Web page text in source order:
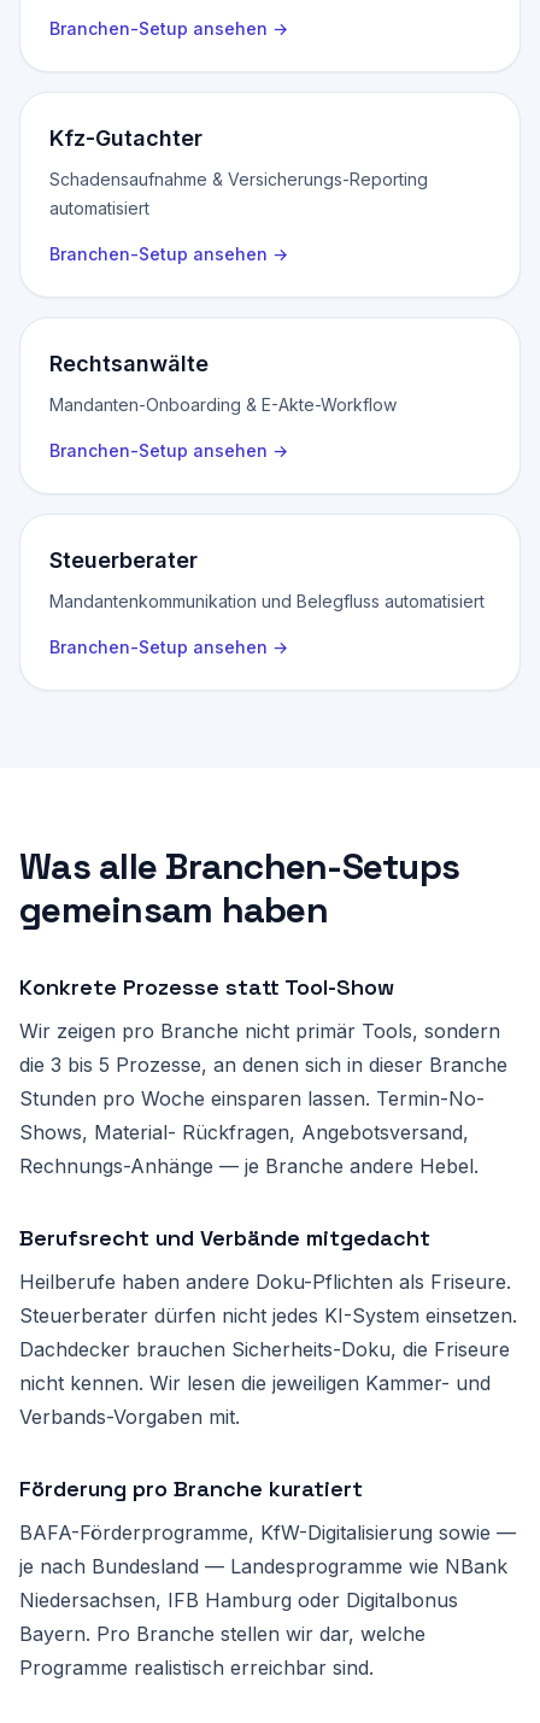
Branchen-Setup ansehen →
Kfz-Gutachter
Schadensaufnahme & Versicherungs-Reporting
automatisiert
Branchen-Setup ansehen →
Rechtsanwälte
Mandanten-Onboarding & E-Akte-Workflow
Branchen-Setup ansehen →
Steuerberater
Mandantenkommunikation und Belegfluss automatisiert
Branchen-Setup ansehen →
Was alle Branchen-Setups
gemeinsam haben
Konkrete Prozesse statt Tool-Show
Wir zeigen pro Branche nicht primär Tools, sondern
die 3 bis 5 Prozesse, an denen sich in dieser Branche
Stunden pro Woche einsparen lassen. Termin-No-
Shows, Material- Rückfragen, Angebotsversand,
Rechnungs-Anhänge — je Branche andere Hebel.
Berufsrecht und Verbände mitgedacht
Heilberufe haben andere Doku-Pflichten als Friseure.
Steuerberater dürfen nicht jedes KI-System einsetzen.
Dachdecker brauchen Sicherheits-Doku, die Friseure
nicht kennen. Wir lesen die jeweiligen Kammer- und
Verbands-Vorgaben mit.
Förderung pro Branche kuratiert
BAFA-Förderprogramme, KfW-Digitalisierung sowie —
je nach Bundesland — Landesprogramme wie NBank
Niedersachsen, IFB Hamburg oder Digitalbonus
Bayern. Pro Branche stellen wir dar, welche
Programme realistisch erreichbar sind.